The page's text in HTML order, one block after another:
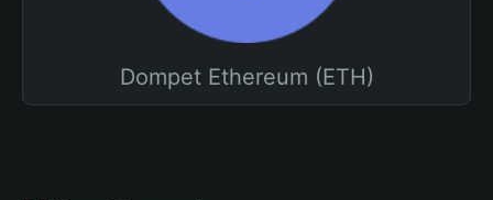
Dompet Ethereum (ETH)